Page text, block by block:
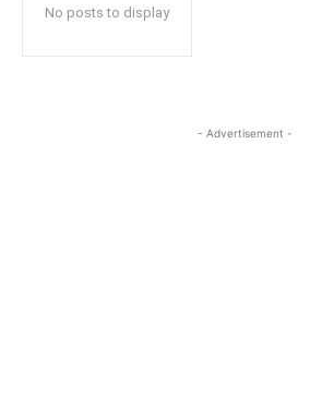
No posts to display
- Advertisement -